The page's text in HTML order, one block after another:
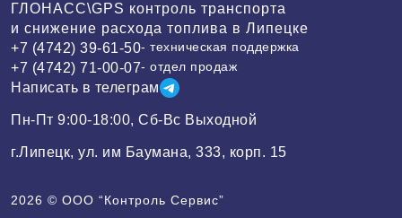
ГЛОНАСС\GPS контроль транспорта
и снижение расхода топлива в Липецке
+7 (4742) 39-61-50- техническая поддержка
+7 (4742) 71-00-07- отдел продаж
Написать в телеграм
Пн-Пт 9:00-18:00, Сб-Вс Выходной
г.Липецк, ул. им Баумана, 333, корп. 15
2026 © ООО “Контроль Сервис”